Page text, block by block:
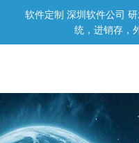
软件定制 深圳软件公司
统，进销存，